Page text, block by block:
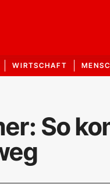
WIRTSCHAFT
So